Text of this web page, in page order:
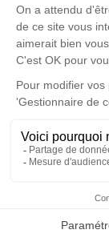
Faire-
Monsieur
décédé le
La cérémonie
14h30, en
de
Dévau au Val
La famille